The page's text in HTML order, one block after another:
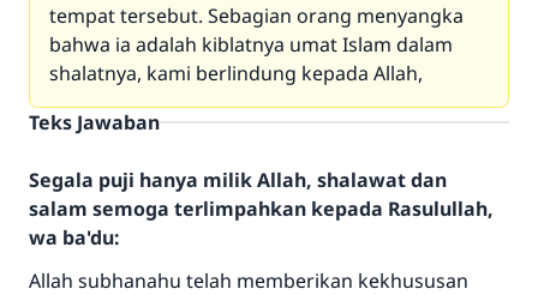
tempat tersebut. Sebagian orang menyangka
bahwa ia adalah kiblatnya umat Islam dalam
shalatnya, kami berlindung kepada Allah,
Teks Jawaban
Segala puji hanya milik Allah, shalawat dan
salam semoga terlimpahkan kepada Rasulullah,
wa ba'du:
Allah subhanahu telah memberikan kekhususan